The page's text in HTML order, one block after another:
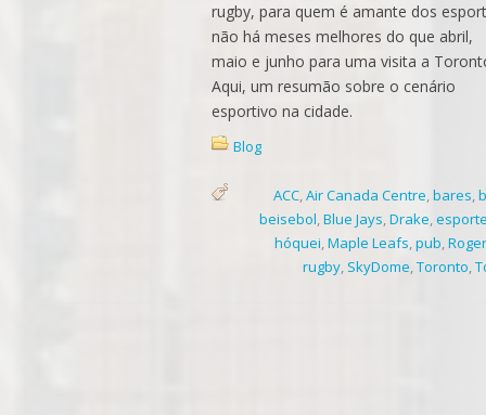
rugby, para quem é amante dos
não há meses melhores do que abril,
maio e junho para uma visita a
Aqui, um resumão sobre o cenário
esportivo na cidade.
Blog
ACC,Air Canada Centre,bares,
beisebol,Blue Jays,Drake,
hóquei,Maple Leafs,pub,
rugby, SkyDome,Toronto,